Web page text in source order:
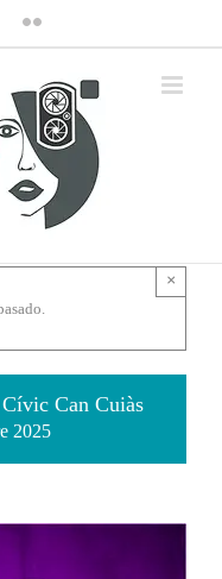
Flickr
×
Can Cuiàs
2025